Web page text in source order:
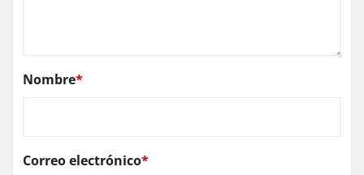
Nombre*
Correo electrónico*